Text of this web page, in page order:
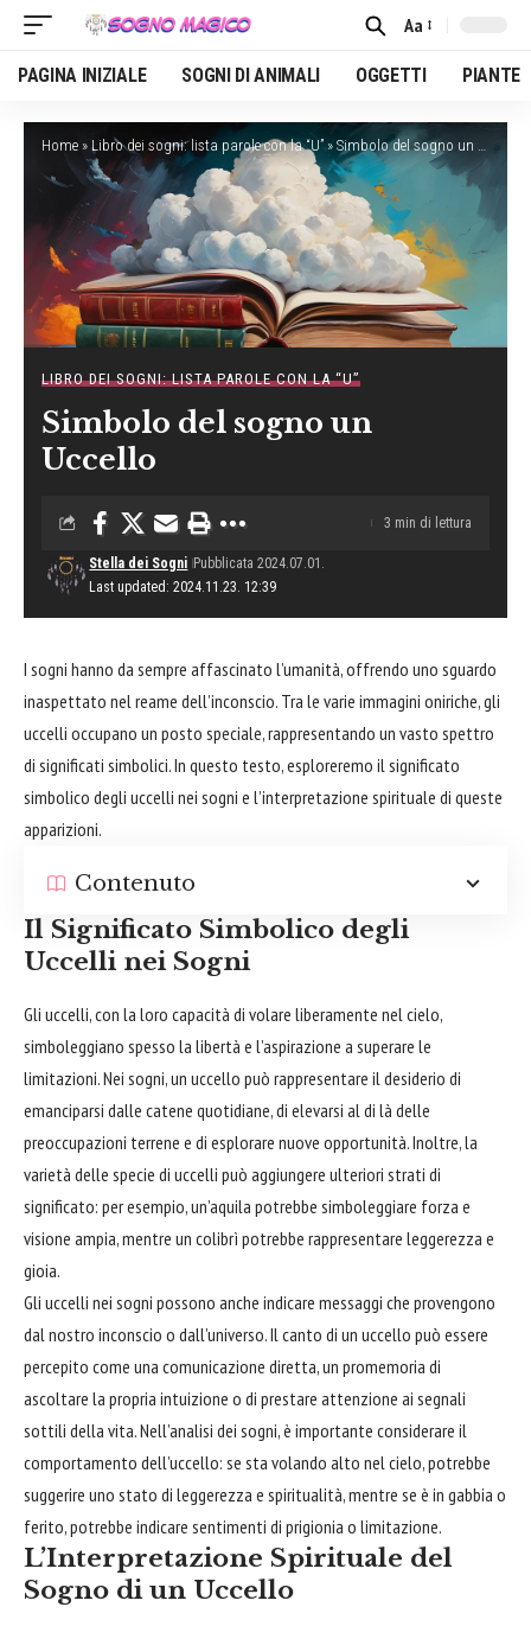
Font
Resizer
Aa
PAGINA INIZIALE SOGNI DI ANIMALI OGGETTI PIANTE
Home » Libro dei sogni: lista parole con la “U”» Simbolo del sogno un Uccello
LIBRO DEI SOGNI: LISTA PAROLE CON LA “U”
Simbolo del sogno un
Uccello
Last updated: 2024.11.23. 12:39
Stella dei Sogni Pubblicata 2024.07.01.
3 min di lettura
I sogni hanno da sempre affascinato l’umanità, offrendo uno sguardo
inaspettato nel reame dell’inconscio. Tra le varie immagini oniriche, gli
uccelli occupano un posto speciale, rappresentando un vasto spettro
di significati simbolici. In questo testo, esploreremo il significato
simbolico degli uccelli nei sogni e l’interpretazione spirituale di queste
apparizioni.
Contenuto
Il Significato Simbolico degli
Uccelli nei Sogni
Gli uccelli, con la loro capacità di volare liberamente nel cielo,
simboleggiano spesso la libertà e l’aspirazione a superare le
limitazioni. Nei sogni, un uccello può rappresentare il desiderio di
emanciparsi dalle catene quotidiane, di elevarsi al di là delle
preoccupazioni terrene e di esplorare nuove opportunità. Inoltre, la
varietà delle specie di uccelli può aggiungere ulteriori strati di
significato: per esempio, un’aquila potrebbe simboleggiare forza e
visione ampia, mentre un colibrì potrebbe rappresentare leggerezza e
gioia.
Gli uccelli nei sogni possono anche indicare messaggi che provengono
dal nostro inconscio o dall’universo. Il canto di un uccello può essere
percepito come una comunicazione diretta, un promemoria di
ascoltare la propria intuizione o di prestare attenzione ai segnali
sottili della vita. Nell’analisi dei sogni, è importante considerare il
comportamento dell’uccello: se sta volando alto nel cielo, potrebbe
suggerire uno stato di leggerezza e spiritualità, mentre se è in gabbia o
ferito, potrebbe indicare sentimenti di prigionia o limitazione.
L’Interpretazione Spirituale del
Sogno di un Uccello